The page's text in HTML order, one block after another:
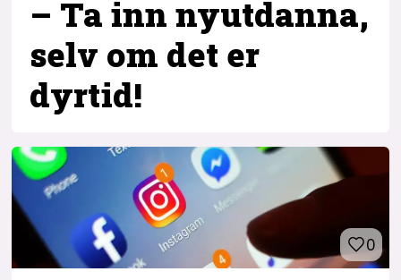
– Ta inn ny­utdanna,
selv om det er
dyrtid!
0